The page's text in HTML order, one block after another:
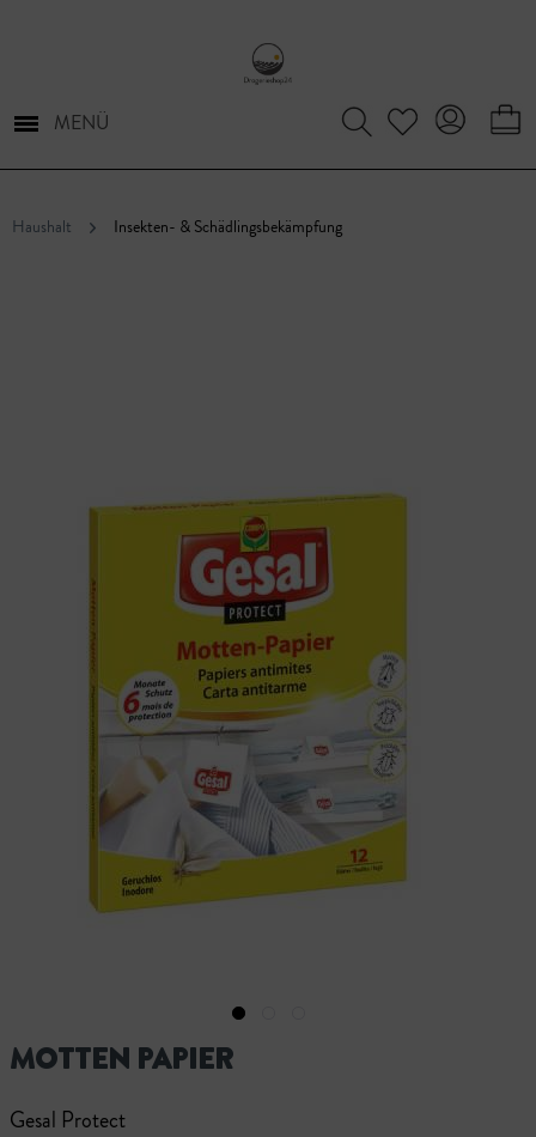
MENÜ
Haushalt Insekten- & Schädlingsbekämpfung
MOTTEN PAPIER
Gesal Protect